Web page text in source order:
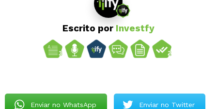
Escrito por Investfy
Enviar no WhatsApp Enviar no Twitter